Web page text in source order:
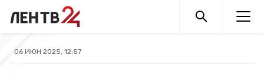
06 ИЮН 2025, 12:57